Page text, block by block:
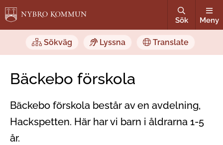
Sök Meny
Sökväg Lyssna Translate
Bäckebo förskola
Bäckebo förskola består av en avdelning,
Hackspetten. Här har vi barn i åldrarna 1-5
år.